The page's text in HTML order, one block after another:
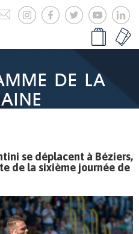
DE LA
se déplacent à Béziers,
de la sixième journée de